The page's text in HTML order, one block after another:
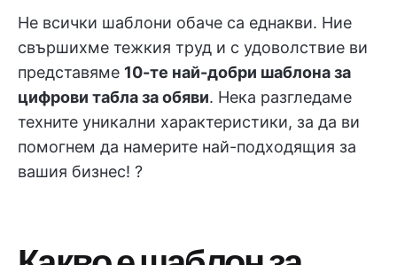
Не всички шаблони обаче са еднакви. Ние
свършихме тежкия труд и с удоволствие ви
представяме 10-те най-добри шаблона за
цифрови табла за обяви. Нека разгледаме
техните уникални характеристики, за да ви
помогнем да намерите най-подходящия за
вашия бизнес! ?